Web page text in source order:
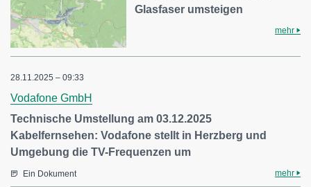
Glasfaser umsteigen
mehr
28.11.2025 – 09:33
Vodafone GmbH
Technische Umstellung am 03.12.2025
Kabelfernsehen: Vodafone stellt in Herzberg und
Umgebung die TV-Frequenzen um
Ein Dokument mehr